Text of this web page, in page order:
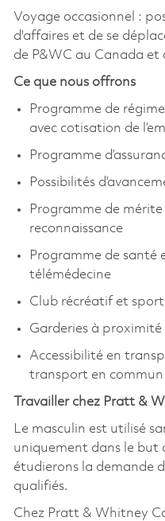
Voyage occasionnel :
d'affaires et de se
de P&WC au Canada et
Ce que nous offrons
Programme de
avec cotisation de
Programme
Possibilités
Programme de
reconnaissance
Programme de santé
télémédecine
Club récréatif et
Garderies à proximité
Accessibilité en
transport en
Travailler chez Pratt &
Le masculin est utilisé
uniquement dans le but
étudierons la demande
qualifiés.
Chez Pratt & Whitney